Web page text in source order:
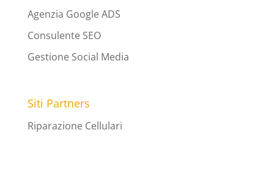
Agenzia Google ADS
Consulente SEO
Gestione Social Media
Siti Partners
Riparazione Cellulari